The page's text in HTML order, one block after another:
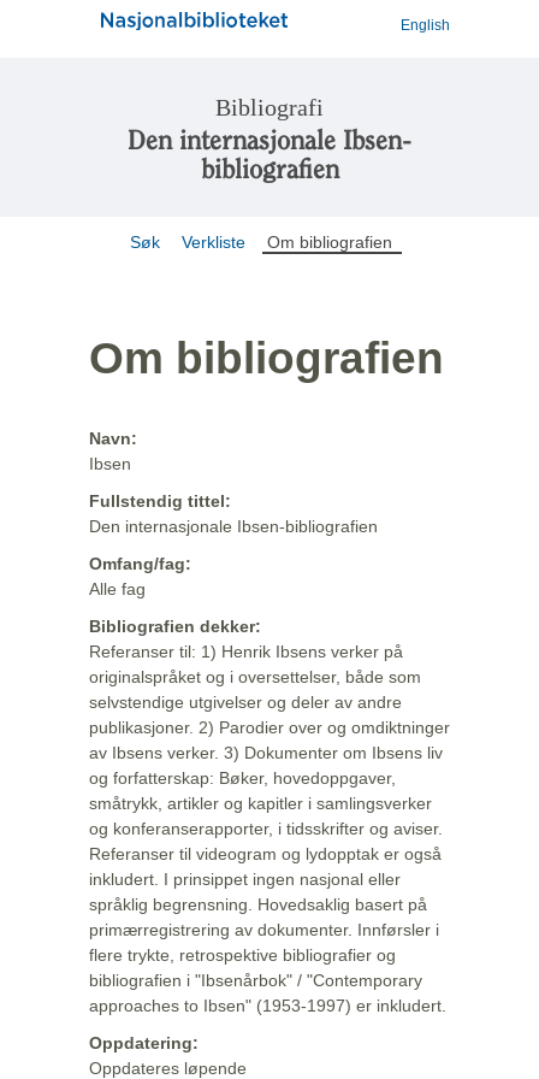
English
Bibliografi
Den internasjonale Ibsen-
bibliografien
Søk Verkliste Om bibliografien
Om bibliografien
Navn:
Ibsen
Fullstendig tittel:
Den internasjonale Ibsen-bibliografien
Omfang/fag:
Alle fag
Bibliografien dekker:
Referanser til: 1) Henrik Ibsens verker på
originalspråket og i oversettelser, både som
selvstendige utgivelser og deler av andre
publikasjoner. 2) Parodier over og omdiktninger
av Ibsens verker. 3) Dokumenter om Ibsens liv
og forfatterskap: Bøker, hovedoppgaver,
småtrykk, artikler og kapitler i samlingsverker
og konferanserapporter, i tidsskrifter og aviser.
Referanser til videogram og lydopptak er også
inkludert. I prinsippet ingen nasjonal eller
språklig begrensning. Hovedsaklig basert på
primærregistrering av dokumenter. Innførsler i
flere trykte, retrospektive bibliografier og
bibliografien i "Ibsenårbok" / "Contemporary
approaches to Ibsen" (1953-1997) er inkludert.
Oppdatering:
Oppdateres løpende